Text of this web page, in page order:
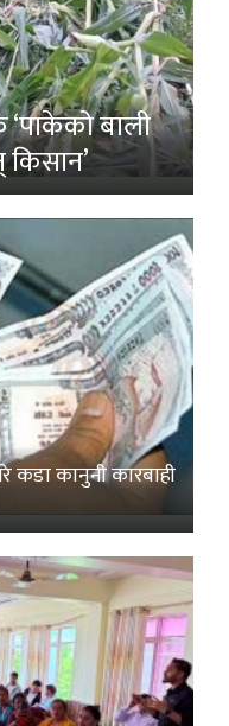
बाली
किसान’
कानुनी कारबाही